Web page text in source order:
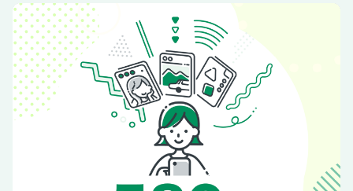
ちくわとにらの辛子酢みそがけ／ちくわともやしのカレー風
味
ちくわともやしのソース炒め／ちくわとスナップえんどうの
おひたし
ちくわと長いものチーズスープ／ちくわとねぎのみぞれ汁
【速攻ひと皿ごはん】 ちくわの磯辺風
ちくわとトマトのなめたけ丼
ちくわともやしの卵どんぶり